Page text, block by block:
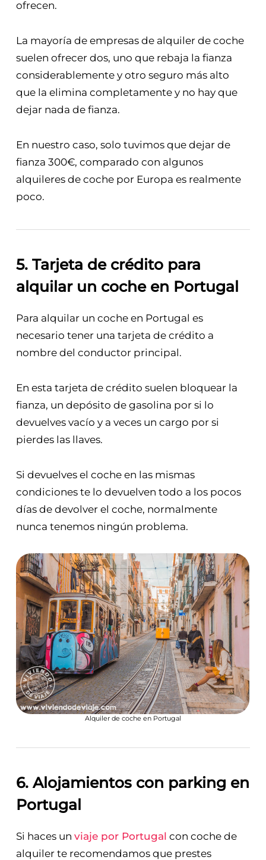
ofrecen.
La mayoría de empresas de alquiler de coche
suelen ofrecer dos, uno que rebaja la fianza
considerablemente y otro seguro más alto
que la elimina completamente y no hay que
dejar nada de fianza.
En nuestro caso, solo tuvimos que dejar de
fianza 300€, comparado con algunos
alquileres de coche por Europa es realmente
poco.
5. Tarjeta de crédito para
alquilar un coche en Portugal
Para alquilar un coche en Portugal es
necesario tener una tarjeta de crédito a
nombre del conductor principal.
En esta tarjeta de crédito suelen bloquear la
fianza, un depósito de gasolina por si lo
devuelves vacío y a veces un cargo por si
pierdes las llaves.
Si devuelves el coche en las mismas
condiciones te lo devuelven todo a los pocos
días de devolver el coche, normalmente
nunca tenemos ningún problema.
Alquiler de coche en Portugal
6. Alojamientos con parking en
Portugal
Si haces un viaje por Portugal con coche de
alquiler te recomendamos que prestes